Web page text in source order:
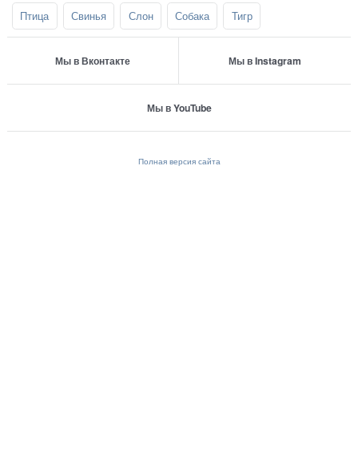
Птица Свинья Слон Собака Тигр
Мы в Вконтакте Мы в Instagram
Мы в YouTube
Полная версия сайта